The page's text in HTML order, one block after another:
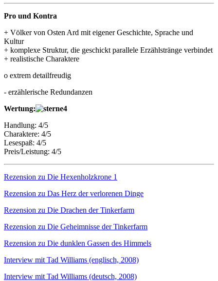
Pro und Kontra
+ Völker von Osten Ard mit eigener Geschichte, Sprache und
Kultur
+ komplexe Struktur, die geschickt parallele Erzählstränge verbindet
+ realistische Charaktere
o extrem detailfreudig
- erzählerische Redundanzen
Wertung:
Handlung: 4/5
Charaktere: 4/5
Lesespaß: 4/5
Preis/Leistung: 4/5
Rezension zu Die Hexenholzkrone 1
Rezension zu Das Herz der verlorenen Dinge
Rezension zu Die Drachen der Tinkerfarm
Rezension zu Die Geheimnisse der Tinkerfarm
Rezension zu Die dunklen Gassen des Himmels
Interview mit Tad Williams (englisch, 2008)
Interview mit Tad Williams (deutsch, 2008)